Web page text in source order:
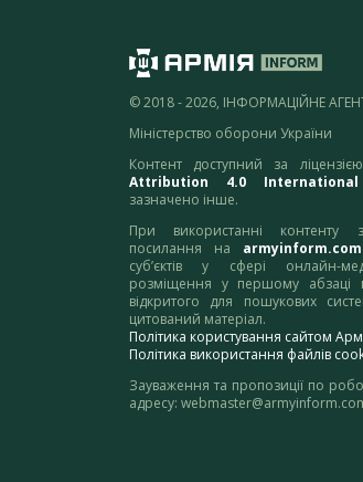
© 2018 - 2026, ІНФОРМАЦІЙНЕ
Міністерство оборони України
Контент доступний за
Attribution 4.0
зазначено інше.
При використанні контенту
посилання на
суб’єктів у сфері онлайн-
розміщення у першому абзаці
відкритого для пошукових
цитований матеріал.
Політика користування сайтом
Політика використання файлів
Зауваження та пропозиції по
адресу: